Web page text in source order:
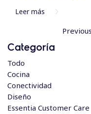
Leer más
Previous
Categoría
Todo
Cocina
Conectividad
Diseño
Essentia Customer Care